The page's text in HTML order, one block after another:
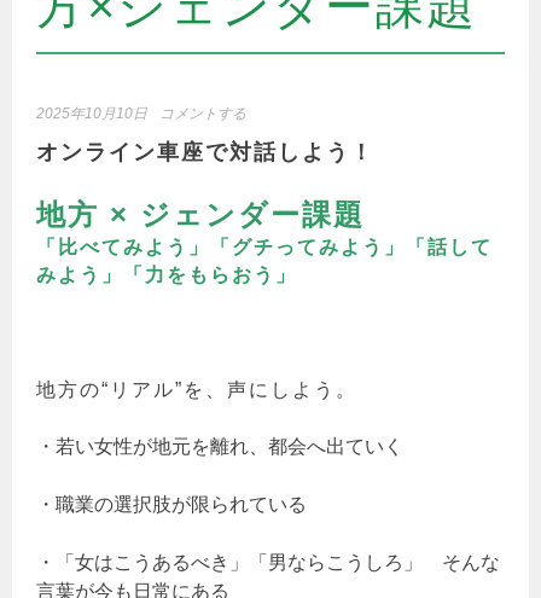
2025年10月10日 コメントする
オンライン車座で対話しよう！
地方 × ジェンダー課題
「比べてみよう」「グチってみよう」「話して
みよう」「力をもらおう」
地方の“リアル”を、声にしよう。
・若い女性が地元を離れ、都会へ出ていく
・職業の選択肢が限られている
・「女はこうあるべき」「男ならこうしろ」 そんな
言葉が今も日常にある